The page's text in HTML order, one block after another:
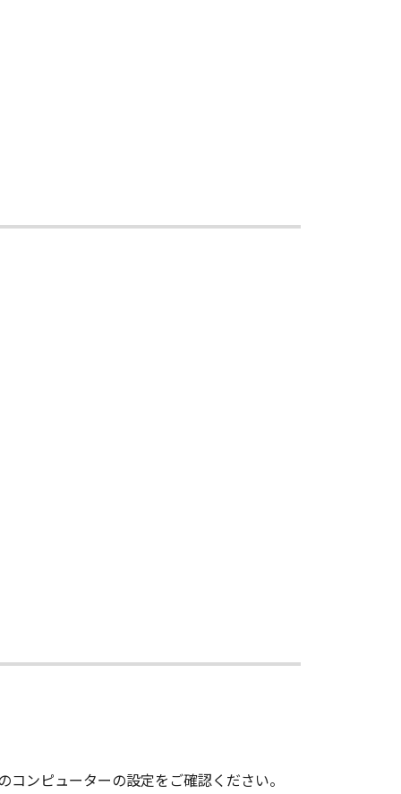
ンピューターの設定をご確認ください。